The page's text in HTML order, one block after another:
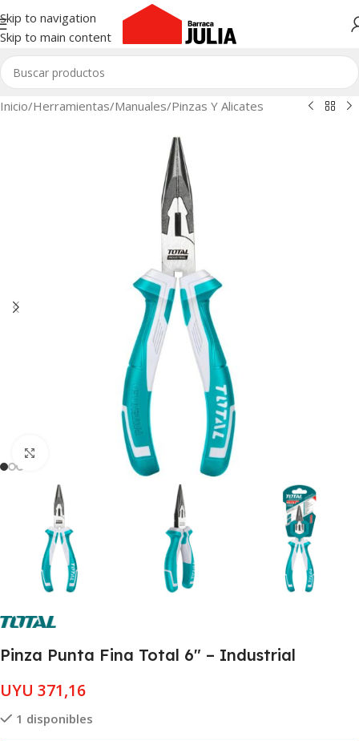
Skip to navigation
Skip to main content
Inicio/Herramientas/Manuales/Pinzas Y Alicates
Clic para ampliar
Pinza Punta Fina Total 6″ – Industrial
UYU 371,16
1 disponibles